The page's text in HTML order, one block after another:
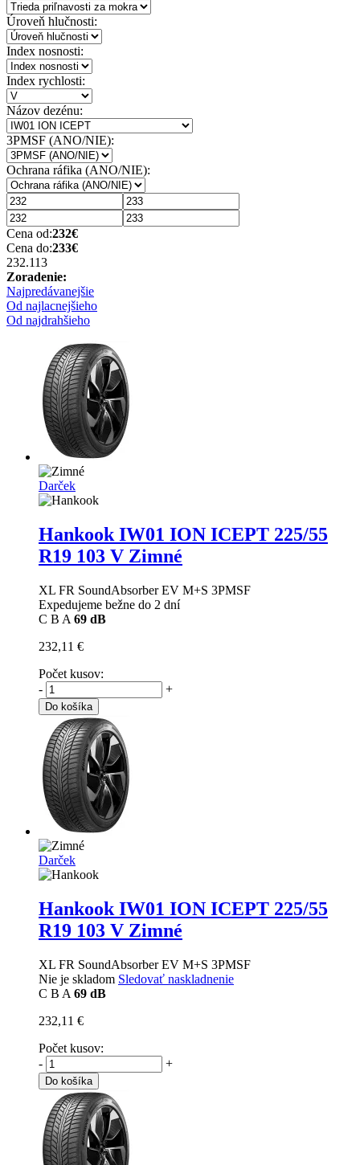
Úroveň hlučnosti:
Index nosnosti:
Index rychlosti:
Názov dezénu:
3PMSF (ANO/NIE):
Ochrana ráfika (ANO/NIE):
Cena od:232€
Cena do:233€
232.113
Zoradenie:
Najpredávanejšie
Od najlacnejšieho
Od najdrahšieho
Darček
Hankook IW01 ION ICEPT 225/55
R19 103 V Zimné
XL FR SoundAbsorber EV M+S 3PMSF
Expedujeme bežne do 2 dní
C B A 69 dB
232,11 €
Počet kusov:
-
+
Do košíka
Darček
Hankook IW01 ION ICEPT 225/55
R19 103 V Zimné
XL FR SoundAbsorber EV M+S 3PMSF
Nie je skladom Sledovať naskladnenie
C B A 69 dB
232,11 €
Počet kusov:
-
+
Do košíka